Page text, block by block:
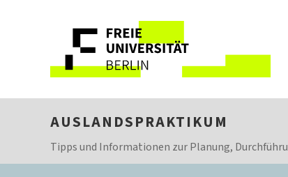
AUSLANDSPRAKTIKUM
Tipps und Informationen zur Planung,